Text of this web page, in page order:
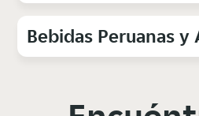
Bebidas Peruanas y